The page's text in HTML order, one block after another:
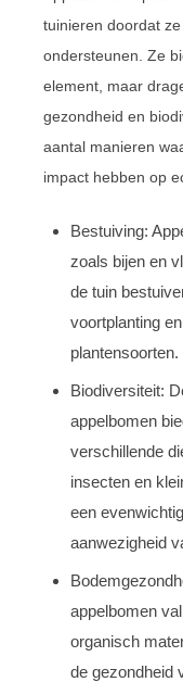
tuinieren doordat
ondersteunen. Ze
element, maar
gezondheid en
aantal manieren
impact hebben op
Bestuiving:
zoals bijen en
de tuin
voortplanting
plantensoorten.
Biodiversiteit:
appelbomen
verschillende
insecten en
een
aanwezigheid
appelbomen
organisch
de gezondheid